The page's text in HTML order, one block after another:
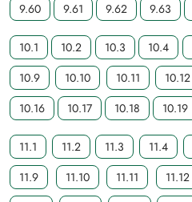
9.60
9.61 9.62 9.63
10.1 10.2 10.3 10.4
10.9
10.10 10.11 10.12
10.16
10.17 10.18 10.19
11.1 11.2 11.3 11.4
11.9
11.10 11.11 11.12